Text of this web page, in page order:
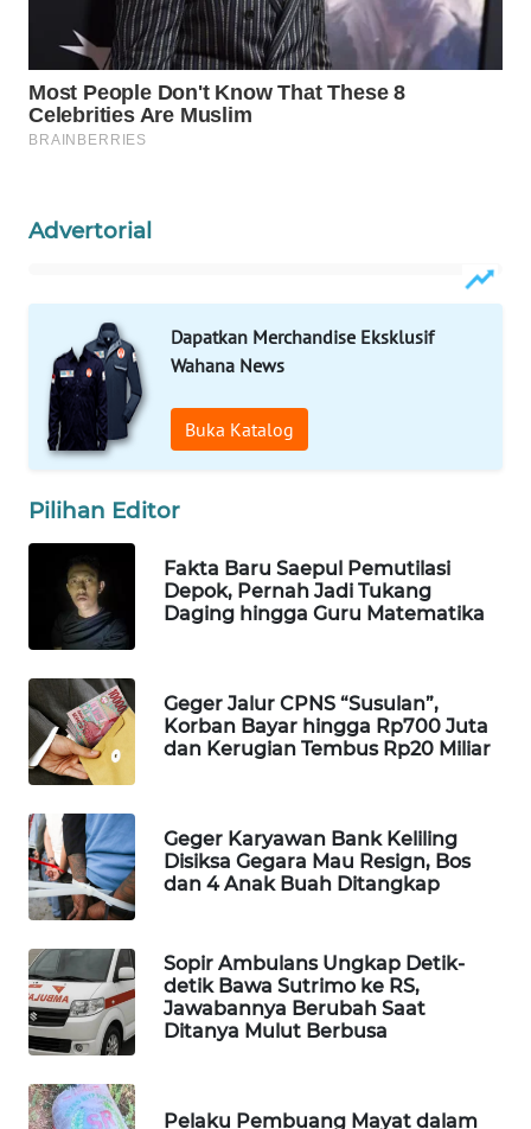
Advertorial
Dapatkan Merchandise Eksklusif
Wahana News
Buka Katalog
Pilihan Editor
Fakta Baru Saepul Pemutilasi
Depok, Pernah Jadi Tukang
Daging hingga Guru Matematika
Geger Jalur CPNS “Susulan”,
Korban Bayar hingga Rp700 Juta
dan Kerugian Tembus Rp20 Miliar
Geger Karyawan Bank Keliling
Disiksa Gegara Mau Resign, Bos
dan 4 Anak Buah Ditangkap
Sopir Ambulans Ungkap Detik-
detik Bawa Sutrimo ke RS,
Jawabannya Berubah Saat
Ditanya Mulut Berbusa
Pelaku Pembuang Mayat dalam
WAHANA
KONSUMEN
WAHANA
LISTRIK
TV
WAHANANEWS
ID
WAHANANEWS
CO ID
WAHANANEWS
NET
WAHANA
SPORT
WAHANA
UMKM
SELEB
WAHANA
PERSONA
WAHANA
OTOMOTIF
HEALTH